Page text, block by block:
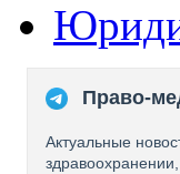
Право-
Актуальные